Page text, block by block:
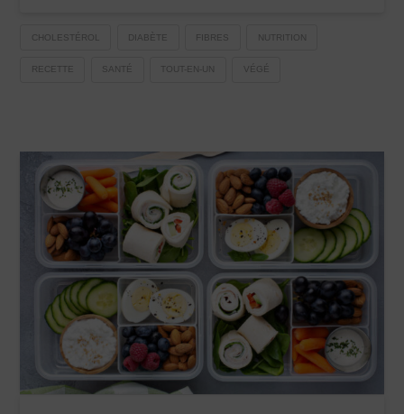
CHOLESTÉROL DIABÈTE FIBRES NUTRITION
RECETTE SANTÉ VÉGÉ